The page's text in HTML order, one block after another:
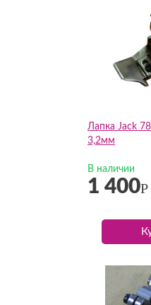
Лапка Jack
3,2мм
В наличии
1 400Р